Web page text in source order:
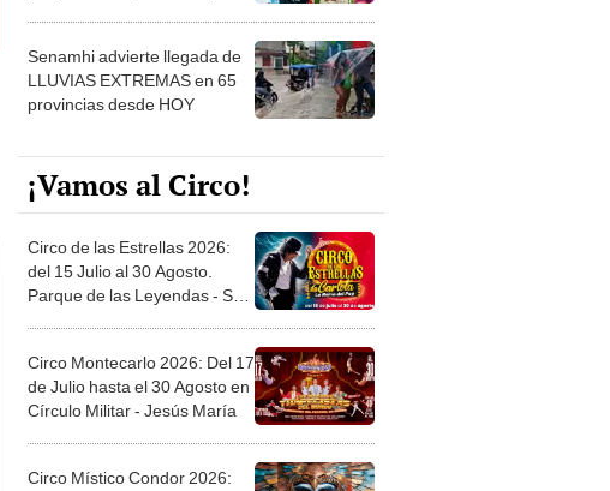
Senamhi advierte llegada de
LLUVIAS EXTREMAS en 65
provincias desde HOY
¡Vamos al Circo!
Circo de las Estrellas 2026:
del 15 Julio al 30 Agosto.
Parque de las Leyendas - San
Circo Montecarlo 2026: Del 17
de Julio hasta el 30 Agosto en
Círculo Militar - Jesús María
Circo Místico Condor 2026: